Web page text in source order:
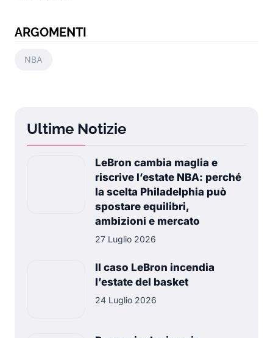
ARGOMENTI
NBA
Ultime Notizie
LeBron cambia maglia e
riscrive l’estate NBA: perché
la scelta Philadelphia può
spostare equilibri,
ambizioni e mercato
27 Luglio 2026
Il caso LeBron incendia
l’estate del basket
24 Luglio 2026